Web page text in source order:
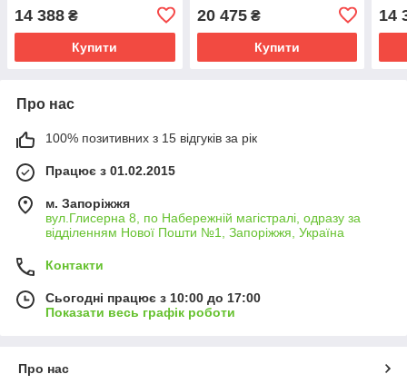
14 388 ₴
Купити
20 475₴
Купити
14
Про нас
100% позитивних з 15 відгуків за рік
Працює з 01.02.2015
м. Запоріжжя
вул.Глисерна 8, по Набережній магістралі, одразу за
відділенням Нової Пошти №1, Запоріжжя, Україна
Контакти
Сьогодні працює з 10:00 до 17:00
Показати весь графік роботи
Про нас